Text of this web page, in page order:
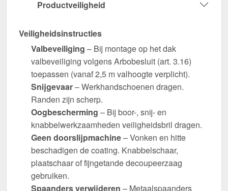
Productveiligheid
Veiligheidsinstructies
Valbeveiliging – Bij montage op het dak
valbeveiliging volgens Arbobesluit (art. 3.16)
toepassen (vanaf 2,5 m valhoogte verplicht).
Snijgevaar– Werkhandschoenen dragen.
Randen zijn scherp.
Oogbescherming – Bij boor-, snij- en
knabbelwerkzaamheden veiligheidsbril dragen.
Geen doorslijpmachine– Vonken en hitte
beschadigen de coating. Knabbelschaar,
plaatschaar of fijngetande decoupeerzaag
gebruiken.
Spaanders verwijderen – Metaalspaanders